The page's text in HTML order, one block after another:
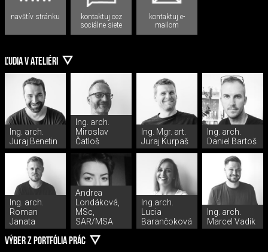
navštív stránku
kontaktuj cez
sociálne siete
kontaktuj e-
mailom
ĽUDIA V ATELIÉRI
Ing. arch.
Juraj Benetin
Ing. arch.
Miroslav
Čatloš
Ing. Mgr. art.
Juraj Kurpaš
Ing. arch.
Daniel Bartoš
Ing. arch.
Roman
Janata
Andrea
Londáková,
MSc,
SAR/MSA
Ing.arch.
Lucia
Barančoková
Ing. arch.
Marcel Vadík
VÝBER Z PORTFÓLIA PRÁC